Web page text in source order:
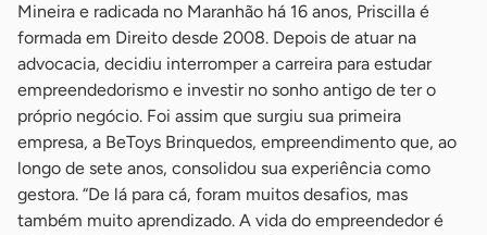
Mineira e radicada no Maranhão há 16 anos, Priscilla é
formada em Direito desde 2008. Depois de atuar na
advocacia, decidiu interromper a carreira para estudar
empreendedorismo e investir no sonho antigo de ter o
próprio negócio. Foi assim que surgiu sua primeira
empresa, a BeToys Brinquedos, empreendimento que, ao
longo de sete anos, consolidou sua experiência como
gestora. “De lá para cá, foram muitos desafios, mas
também muito aprendizado. A vida do empreendedor é